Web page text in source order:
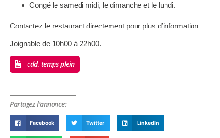
Congé le samedi midi, le dimanche et le lundi.
Contactez le restaurant directement pour plus d’information.
Joignable de 10h00 à 22h00.
cdd, temps plein
Partagez l'annonce:
Facebook Twitter LinkedIn